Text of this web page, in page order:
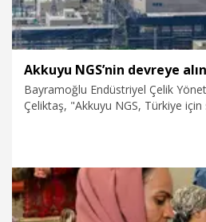
Bayramoğlu Endüstriyel Çelik
Çeliktaş, "Akkuyu NGS, Türkiye
üretim merkezi haline gelebilir"